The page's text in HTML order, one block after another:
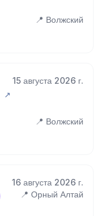
📍 Волжский
15 августа 2026 г.
📍 Волжский
16 августа 2026 г.
📍 Орный Алтай